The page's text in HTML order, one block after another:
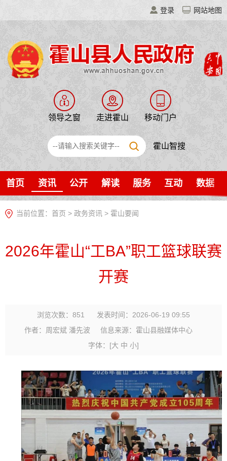
登录 网站地图
领导之窗 走进霍山 移动门户
霍山智搜
首页 资讯 公开 解读 服务 互动 数据
当前位置： 首页 > 政务资讯 > 霍山要闻
2026年霍山“工BA”职工篮球联赛
开赛
浏览次数： 851
发表时间：2026-06-19 09:55
作者：周宏斌 潘先波
信息来源：霍山县融媒体中心
字体： [大 中 小]